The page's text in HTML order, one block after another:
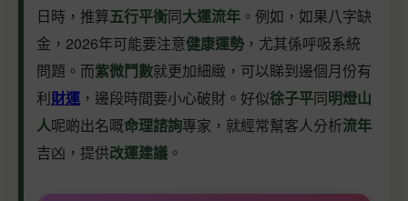
日時，推算五行平衡同大運流年 。例如，如果八字缺
金，2026年可能要注意健康運勢 ，尤其係呼吸系統
問題。而紫微鬥數就更加細緻，可以睇到邊個月份有
利財運 ，邊段時間要小心破財。好似徐子平同明燈山
人呢啲出名嘅命理諮詢專家，就經常幫客人分析流年
吉凶，提供改運建議 。